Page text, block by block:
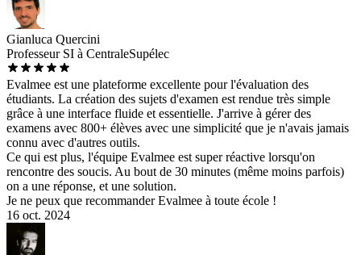
Gianluca Quercini
Professeur SI à CentraleSupélec
Evalmee est une plateforme excellente pour l'évaluation des
étudiants. La création des sujets d'examen est rendue très simple
grâce à une interface fluide et essentielle. J'arrive à gérer des
examens avec 800+ élèves avec une simplicité que je n'avais jamais
connu avec d'autres outils.
Ce qui est plus, l'équipe Evalmee est super réactive lorsqu'on
rencontre des soucis. Au bout de 30 minutes (même moins parfois)
on a une réponse, et une solution.
Je ne peux que recommander Evalmee à toute école !
16 oct. 2024